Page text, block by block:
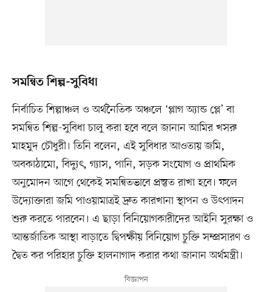
সমন্বিত শিল্প-সুবিধা
নির্বাচিত শিল্পাঞ্চল ও অর্থনৈতিক অঞ্চলে ‘প্লাগ অ্যান্ড প্লে’ বা
সমন্বিত শিল্প-সুবিধা চালু করা হবে বলে জানান আমির খসরু
মাহমুদ চৌধুরী। তিনি বলেন, এই সুবিধার আওতায় জমি,
অবকাঠামো, বিদ্যুৎ, গ্যাস, পানি, সড়ক সংযোগ ও প্রাথমিক
অনুমোদন আগে থেকেই সমন্বিতভাবে প্রস্তুত রাখা হবে। ফলে
উদ্যোক্তারা জমি পাওয়ামাত্রই দ্রুত কারখানা স্থাপন ও উৎপাদন
শুরু করতে পারবেন। এ ছাড়া বিনিয়োগকারীদের আইনি সুরক্ষা ও
আন্তর্জাতিক আস্থা বাড়াতে দ্বিপক্ষীয় বিনিয়োগ চুক্তি সম্প্রসারণ ও
দ্বৈত কর পরিহার চুক্তি হালনাগাদ করার কথা জানান অর্থমন্ত্রী।